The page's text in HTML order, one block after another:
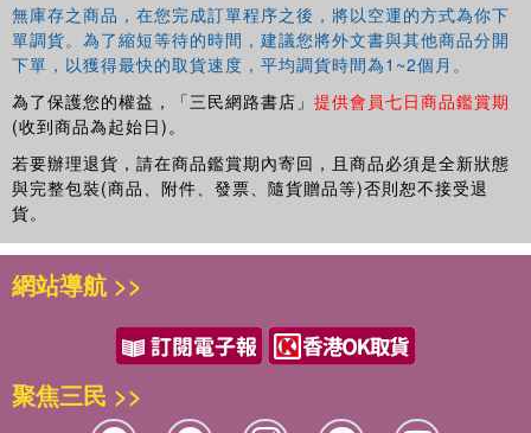
無庫存之商品，在您完成訂單程序之後，將以空運的方式為你下
單調貨。為了縮短等待的時間，建議您將外文書與其他商品分開
下單，以獲得最快的取貨速度，平均調貨時間為1~2個月。
為了保護您的權益，「三民網路書店」 提供會員七日商品鑑賞期
(收到商品為起始日)。
若要辦理退貨，請在商品鑑賞期內寄回，且商品必須是全新狀態
與完整包裝(商品、附件、發票、隨貨贈品等)否則恕不接受退
貨。
網站導航 >>
聚焦三民 >>